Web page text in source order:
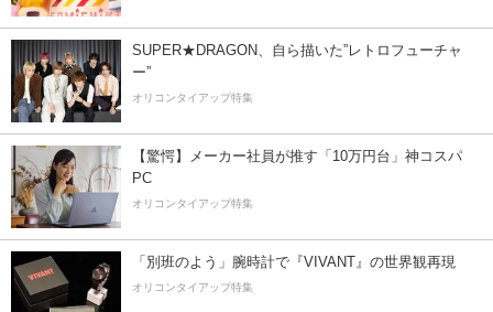
SUPER★DRAGON、自ら描いた”レトロフューチャ
ー”
オリコンタイアップ特集
【驚愕】メーカー社員が推す「10万円台」神コスパ
PC
オリコンタイアップ特集
「別班のよう」腕時計で『VIVANT』の世界観再現
オリコンタイアップ特集